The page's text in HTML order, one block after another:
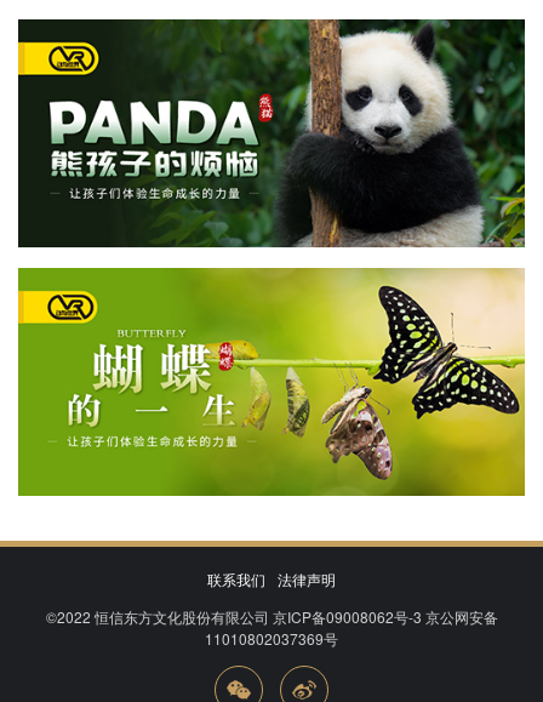
联系我们
法律声明
©2022恒信东方文化股份有限公司 京ICP备09008062号-3 京公网安备
11010802037369号